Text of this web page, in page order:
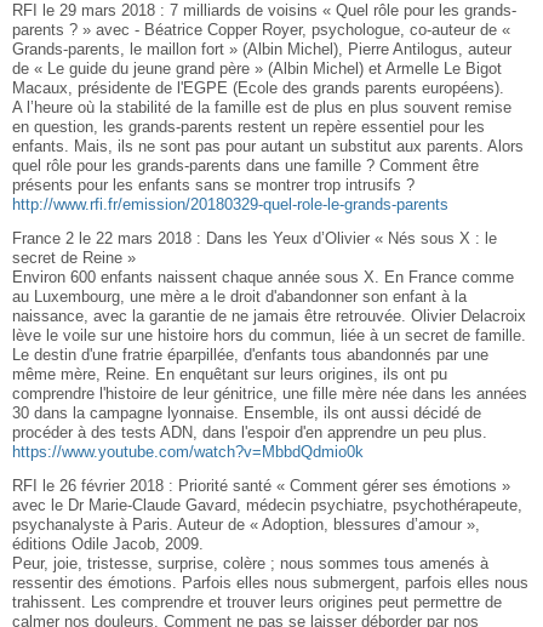
RFI le 29 mars 2018 : 7 milliards de voisins « Quel rôle pour les grands-
parents ? » avec - Béatrice Copper Royer, psychologue, co-auteur de «
Grands-parents, le maillon fort » (Albin Michel), Pierre Antilogus, auteur
de « Le guide du jeune grand père » (Albin Michel) et Armelle Le Bigot
Macaux, présidente de l'EGPE (Ecole des grands parents européens).
A l’heure où la stabilité de la famille est de plus en plus souvent remise
en question, les grands-parents restent un repère essentiel pour les
enfants. Mais, ils ne sont pas pour autant un substitut aux parents. Alors
quel rôle pour les grands-parents dans une famille ? Comment être
présents pour les enfants sans se montrer trop intrusifs ?
http://www.rfi.fr/emission/20180329-quel-role-le-grands-parents
France 2 le 22 mars 2018 : Dans les Yeux d’Olivier « Nés sous X : le
secret de Reine »
Environ 600 enfants naissent chaque année sous X. En France comme
au Luxembourg, une mère a le droit d'abandonner son enfant à la
naissance, avec la garantie de ne jamais être retrouvée. Olivier Delacroix
lève le voile sur une histoire hors du commun, liée à un secret de famille.
Le destin d'une fratrie éparpillée, d'enfants tous abandonnés par une
même mère, Reine. En enquêtant sur leurs origines, ils ont pu
comprendre l'histoire de leur génitrice, une fille mère née dans les années
30 dans la campagne lyonnaise. Ensemble, ils ont aussi décidé de
procéder à des tests ADN, dans l'espoir d'en apprendre un peu plus.
https://www.youtube.com/watch?v=MbbdQdmio0k
RFI le 26 février 2018 : Priorité santé « Comment gérer ses émotions »
avec le Dr Marie-Claude Gavard, médecin psychiatre, psychothérapeute,
psychanalyste à Paris. Auteur de « Adoption, blessures d’amour »,
éditions Odile Jacob, 2009.
Peur, joie, tristesse, surprise, colère ; nous sommes tous amenés à
ressentir des émotions. Parfois elles nous submergent, parfois elles nous
trahissent. Les comprendre et trouver leurs origines peut permettre de
calmer nos douleurs. Comment ne pas se laisser déborder par nos